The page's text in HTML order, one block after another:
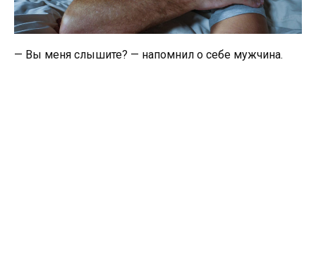
— Вы меня слышите? — напомнил о себе мужчина.